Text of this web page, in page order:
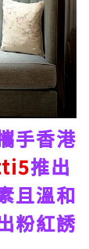
手香港
推出
且溫和
粉紅誘